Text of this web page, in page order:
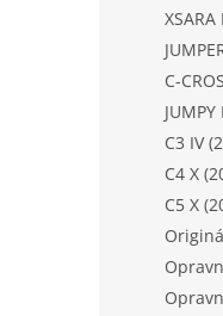
C-
C3 IV
C4 X
C5 X